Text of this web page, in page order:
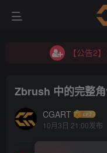
【公告2
【公告2
Zbrush 中的完整
CGART
10月3日 21:00发布